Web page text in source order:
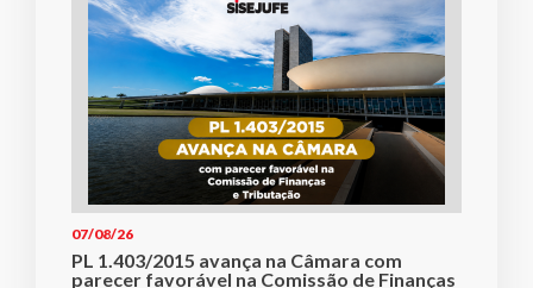
07/08/26
PL 1.403/2015 avança na Câmara com
parecer favorável na Comissão de Finanças